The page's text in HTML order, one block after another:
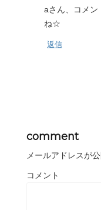
aさん、コメン
ね☆
返信
comment
メールアドレスが
コメント